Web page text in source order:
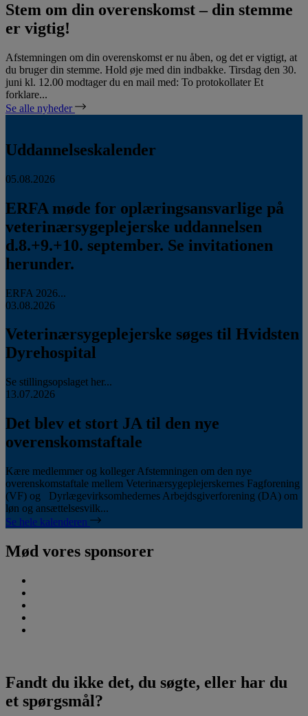
Stem om din overenskomst – din stemme
er vigtig!
Afstemningen om din overenskomst er nu åben, og det er vigtigt, at
du bruger din stemme. Hold øje med din indbakke. Tirsdag den 30.
juni kl. 12.00 modtager du en mail med: To protokollater Et
forklare...
Se alle nyheder
Uddannelseskalender
05.08.2026
ERFA møde for oplæringsansvarlige på
veterinærsygeplejerske uddannelsen
d.8.+9.+10. september. Se invitationen
herunder.
ERFA 2026...
03.08.2026
Veterinærsygeplejerske søges til Hvidsten
Dyrehospital
Se stillingsopslaget her...
13.07.2026
Det blev et stort JA til den nye
overenskomstaftale
Kære medlemmer og kolleger Afstemningen om den nye
overenskomstaftale mellem Veterinærsygeplejerskernes Fagforening
(VF) og Dyrlægevirksomhedernes Arbejdsgiverforening (DA) om
løn og ansættelsesvilk...
Se hele kalenderen
Mød vores sponsorer
Fandt du ikke det, du søgte, eller har du
et spørgsmål?